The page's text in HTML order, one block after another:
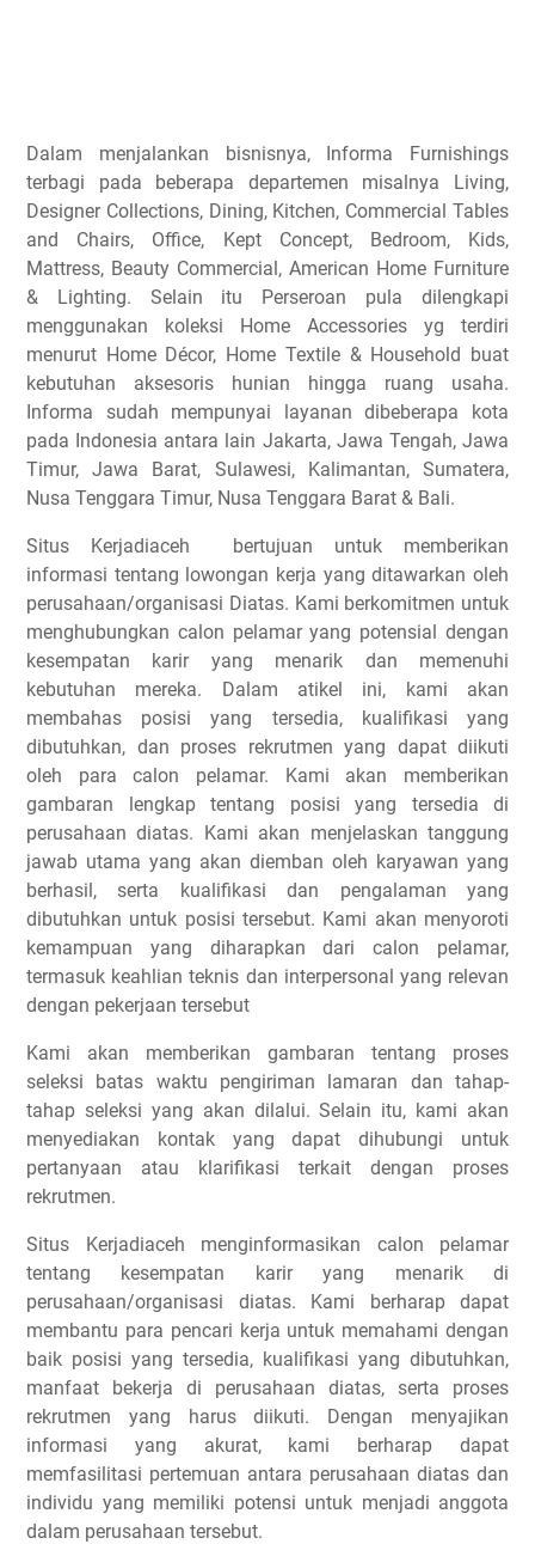
Dalam menjalankan bisnisnya, Informa Furnishings
terbagi pada beberapa departemen misalnya Living,
Designer Collections, Dining, Kitchen, Commercial Tables
and Chairs, Office, Kept Concept, Bedroom, Kids,
Mattress, Beauty Commercial, American Home Furniture
& Lighting. Selain itu Perseroan pula dilengkapi
menggunakan koleksi Home Accessories yg terdiri
menurut Home Décor, Home Textile & Household buat
kebutuhan aksesoris hunian hingga ruang usaha.
Informa sudah mempunyai layanan dibeberapa kota
pada Indonesia antara lain Jakarta, Jawa Tengah, Jawa
Timur, Jawa Barat, Sulawesi, Kalimantan, Sumatera,
Nusa Tenggara Timur, Nusa Tenggara Barat & Bali.
Situs Kerjadiaceh bertujuan untuk memberikan
informasi tentang lowongan kerja yang ditawarkan oleh
perusahaan/organisasi Diatas. Kami berkomitmen untuk
menghubungkan calon pelamar yang potensial dengan
kesempatan karir yang menarik dan memenuhi
kebutuhan mereka. Dalam atikel ini, kami akan
membahas posisi yang tersedia, kualifikasi yang
dibutuhkan, dan proses rekrutmen yang dapat diikuti
oleh para calon pelamar. Kami akan memberikan
gambaran lengkap tentang posisi yang tersedia di
perusahaan diatas. Kami akan menjelaskan tanggung
jawab utama yang akan diemban oleh karyawan yang
berhasil, serta kualifikasi dan pengalaman yang
dibutuhkan untuk posisi tersebut. Kami akan menyoroti
kemampuan yang diharapkan dari calon pelamar,
termasuk keahlian teknis dan interpersonal yang relevan
dengan pekerjaan tersebut
Kami akan memberikan gambaran tentang proses
seleksi batas waktu pengiriman lamaran dan tahap-
tahap seleksi yang akan dilalui. Selain itu, kami akan
menyediakan kontak yang dapat dihubungi untuk
pertanyaan atau klarifikasi terkait dengan proses
rekrutmen.
Situs Kerjadiaceh menginformasikan calon pelamar
tentang kesempatan karir yang menarik di
perusahaan/organisasi diatas. Kami berharap dapat
membantu para pencari kerja untuk memahami dengan
baik posisi yang tersedia, kualifikasi yang dibutuhkan,
manfaat bekerja di perusahaan diatas, serta proses
rekrutmen yang harus diikuti. Dengan menyajikan
informasi yang akurat, kami berharap dapat
memfasilitasi pertemuan antara perusahaan diatas dan
individu yang memiliki potensi untuk menjadi anggota
dalam perusahaan tersebut.